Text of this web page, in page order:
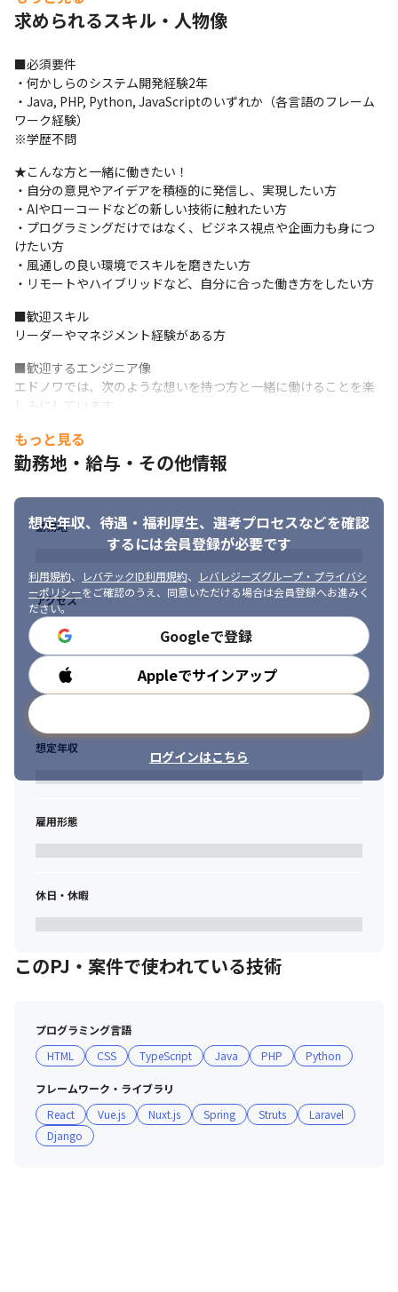
担当：要件定義～設計～開発～運用保守
DB（MySQL）、Docker、Git
◆自社サービス開発(音声認識のソリューション)
内容：Google Cloudの機械学習のエンジンを利用した音声認識・
ディープラーニングの機能を有するシステム開発
担当：設計～開発・テストまでの一連の開発、DB・画面開発
環境：TypeScript、Python、Linux、GCP
◆NWサービスのWEBサイト開発
内容：某通信会社が提供しているNWサービスのWEBサイト開発
担当：基本設計～リリースまでの対応
環境：Python、Django
※SES案件は常時1000件以上！基本的に待機期間はありませんが
【サポート体制も万全です！】
しながら成長をサポートします。
スキルアップに向けたサポートやキャリア支援も丁寧に行ってい
◇短期集中型の技術研修（eラーニングなど）
◇資格取得報奨金制度、書籍購入費補助
◇社員表彰制度による成果の評価
◇毎月定期的にキャリア面談を実施
求められるスキル・人物像
■必須要件
・何かしらのシステム開発経験2年
・Java, PHP, Python, JavaScriptのいずれか（各言語のフレーム
ワーク経験）
※学歴不問
★こんな方と一緒に働きたい！
・自分の意見やアイデアを積極的に発信し、実現したい方
・AIやローコードなどの新しい技術に触れたい方
・プログラミングだけではなく、ビジネス視点や企画力も身につ
けたい方
・風通しの良い環境でスキルを磨きたい方
・リモートやハイブリッドなど、自分に合った働き方をしたい方
■歓迎スキル
リーダーやマネジメント経験がある方
■歓迎するエンジニア像
エドノワでは、次のような想いを持つ方と一緒に働けることを楽
しみにしています。
・周りとのコミュニケーションを大切にし、つながりを築きたい
と思う方
・新しい技術に興味を持ち、自分のものにしていきたい方
・仕事もプライベートも、どちらも充実させたいと考えている方
・「誰かがやるのを待つ」よりも「まずは自分がやってみよう」
と思える方
・働きやすい職場環境を一緒に作っていきたいと思う方
■年収例
27歳／入社1年目／年収405万
28歳／入社2年目／年収420万
29歳／入社3年目／役職：チームリーダー／年収504万
32歳／入社3年目／役職：課長代理/年収640万
もっと見る
勤務地・給与・その他情報
想定年収、待遇・福利厚生、 選考プロセスなどを確認
するには会員登録が必要です
利用規約、 レバテックID利用規約、
レバレジーズグループ・プライバシ
ーポリシーをご確認のうえ、同意いただける場合は会員登録へお進みく
ださい。
Googleで登録
Appleでサインアップ
ログインはこちら
勤務地
アクセス
勤務時間
想定年収
雇用形態
休日・休暇
このPJ・案件で使われている技術
プログラミング言語
HTML
CSS TypeScript Java PHP Python
フレームワーク・ライブラリ
React
Vue.js Nuxt.js Spring Struts
Laravel
Django